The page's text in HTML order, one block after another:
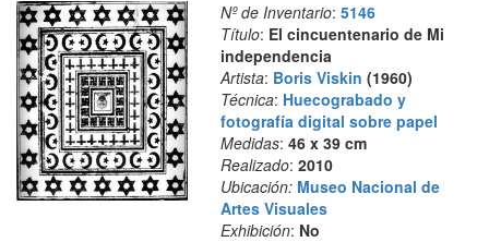
Nº de Inventario: 5146
Título: El cincuentenario de Mi
independencia
Artista: Boris Viskin (1960)
Técnica: Huecograbado y
fotografía digital sobre papel
Medidas: 46 x 39 cm
Realizado: 2010
Ubicación: Museo Nacional de
Artes Visuales
Exhibición: No